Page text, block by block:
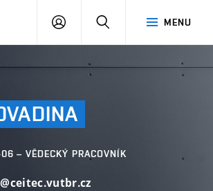
MENU
PŘIHLÁSIT
– VĚDECKÝ PRACOVNÍK